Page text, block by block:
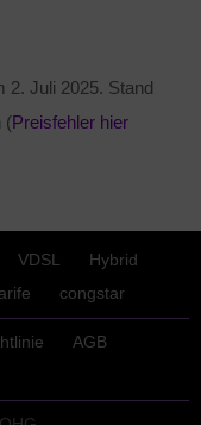
2. Juli 2025. Stand
(Preisfehler hier
VDSL
Hybrid
congstar
AGB